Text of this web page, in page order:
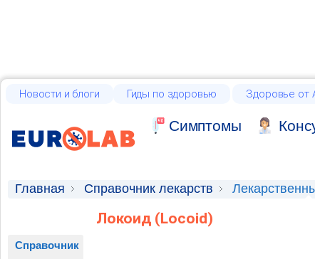
Новости и блоги Гиды по здоровью Здоровье от
Cимптомы
Главная Справочник лекарств
Справочник
Локоид (Locoid)